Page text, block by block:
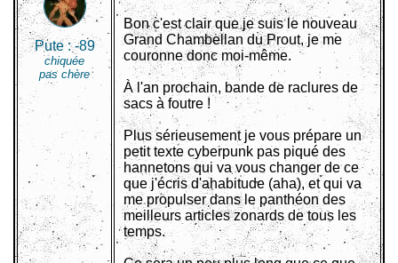
Pute :-89
chiquée
pas chère
Bon c'est clair que je suis le nouveau
Grand Chambellan du Prout, je me
couronne donc moi-même.
À l'an prochain, bande de raclures de
sacs à foutre !
Plus sérieusement je vous prépare un
petit texte cyberpunk pas piqué des
hannetons qui va vous changer de ce
que j'écris d'ahabitude (aha), et qui va
me propulser dans le panthéon des
meilleurs articles zonards de tous les
temps.